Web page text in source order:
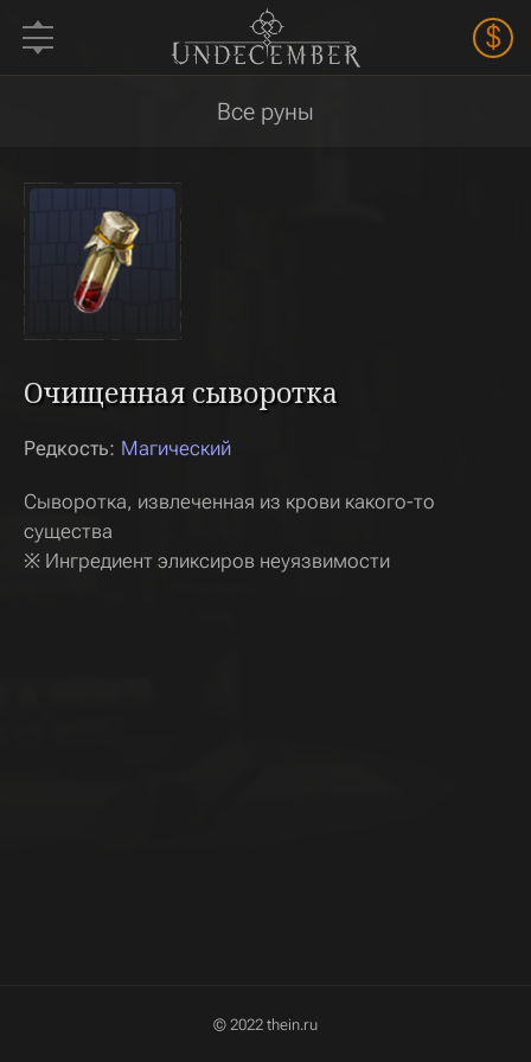
$
Все руны
Очищенная сыворотка
Редкость: Магический
Сыворотка, извлеченная из крови какого-то
существа
※ Ингредиент эликсиров неуязвимости
© 2022 thein.ru